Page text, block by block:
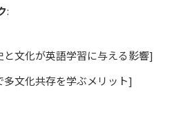
:
文化が英語学習に与える影響]
文化共存を学ぶメリット]